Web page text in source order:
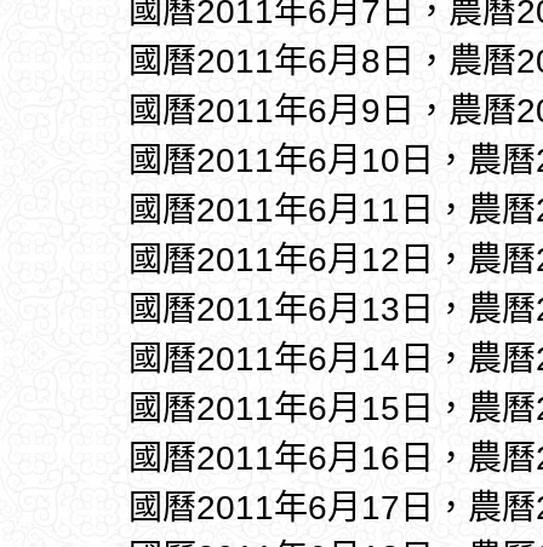
國曆2011年6月7日，農曆
國曆2011年6月8日，農曆
國曆2011年6月9日，農曆
國曆2011年6月10日，農
國曆2011年6月11日，農
國曆2011年6月12日，農
國曆2011年6月13日，農
國曆2011年6月14日，農
國曆2011年6月15日，農
國曆2011年6月16日，農
國曆2011年6月17日，農